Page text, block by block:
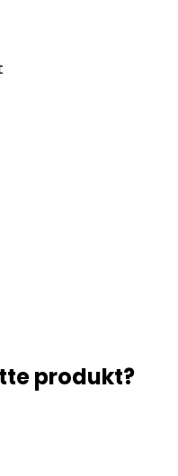
produkt?